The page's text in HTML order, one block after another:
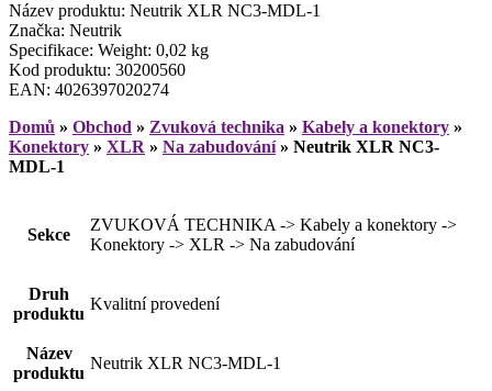
Název produktu: Neutrik XLR NC3-MDL-1
Značka: Neutrik
Specifikace: Weight: 0,02 kg
Kod produktu: 30200560
EAN: 4026397020274
Domů » Obchod » Zvuková technika » Kabely a konektory »
Konektory » XLR » Na zabudování» Neutrik XLR NC3-
MDL-1
Sekce
ZVUKOVÁ TECHNIKA -> Kabely a konektory ->
Konektory -> XLR -> Na zabudování
Druh
produktu
Kvalitní provedení
Název
produktu
Neutrik XLR NC3-MDL-1